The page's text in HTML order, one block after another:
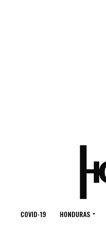
COVID-19 HONDURAS